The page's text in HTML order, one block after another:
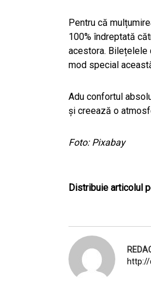
Pentru că
100% îndreptată
acestora. Bilețelele
mod special
Adu confortul
și creează o
Foto: Pixabay
Distribuie articolul
http://